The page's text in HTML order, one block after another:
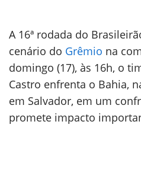
A 16ª rodada do
cenário do Grêmio na
domingo (17), às 16h, o
Castro enfrenta o Bahia,
em Salvador, em um
promete impacto